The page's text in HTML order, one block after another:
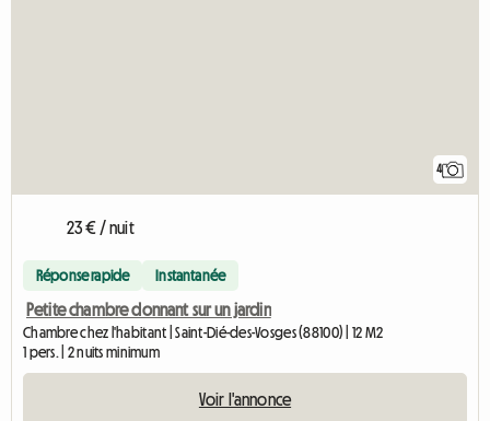
4
23 € / nuit
Réponse rapide Instantanée
Petite chambre donnant sur un jardin
Chambre chez l'habitant | Saint-Dié-des-Vosges (88100) | 12 M2
1 pers. | 2 nuits minimum
Voir l'annonce